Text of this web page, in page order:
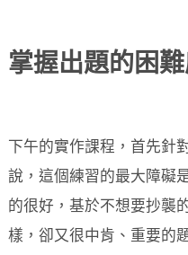
掌握出題的困
下午的實作課程，首先針
說，這個練習的最大障礙
的很好，基於不想要抄襲
樣，卻又很中肯、重要的